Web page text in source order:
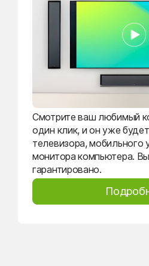
Смотрите ваш любимый
один клик, и он уже
телевизора, мобильного
монитора компьютера.
гарантировано.